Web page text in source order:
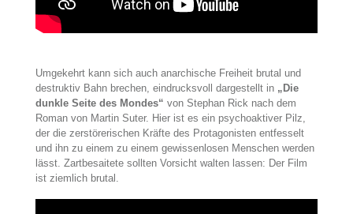
Umgekehrt kann sich auch anarchische Freiheit brutal und
destruktiv Bahn brechen, eindrucksvoll dargestellt in „Die
dunkle Seite des Mondes“ von Stephan Rick nach dem
Roman von Martin Suter. Hier ist es ein psychoaktiver Pilz,
der die zerstörerischen Kräfte des Protagonisten entfesselt
und ihn zu einem zu einem gewissenlosen Menschen werden
lässt. Zartbesaitete sollten Vorsicht walten lassen: Der Film
ist ziemlich brutal.